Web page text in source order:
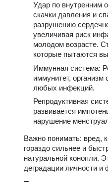
Удар по внутренним
скачки давления и
разрушению
увеличивая риск
молодом возрасте.
которые пытаются
Иммунная система:
иммунитет,
любых инфекций.
Репродуктивная
развивается
нарушение
Важно понимать: вред,
гораздо сильнее и
натуральной конопли.
деградации личности